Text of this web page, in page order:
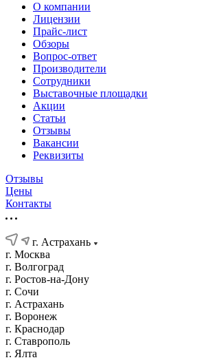
О компании
Лицензии
Прайс-лист
Обзоры
Вопрос-ответ
Производители
Сотрудники
Выставочные площадки
Акции
Статьи
Отзывы
Вакансии
Реквизиты
Отзывы
Цены
Контакты
г. Астрахань
г. Москва
г. Волгоград
г. Ростов-на-Дону
г. Сочи
г. Астрахань
г. Воронеж
г. Краснодар
г. Ставрополь
г. Ялта